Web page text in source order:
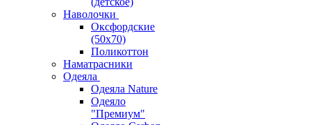
Наволочки
Оксфордские
(50х70)
Поликоттон
Наматрасники
Одеяла
Одеяла Nature
Одеяло
"Премиум"